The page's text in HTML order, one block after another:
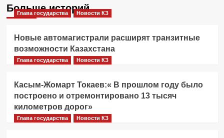
Больше историй
Глава государства Новости КЗ
Новые автомагистрали расширят транзитные
возможности Казахстана
Глава государства Новости КЗ
Касым-Жомарт Токаев:« В прошлом году было
построено и отремонтировано 13 тысяч
километров дорог»
Глава государства Новости КЗ